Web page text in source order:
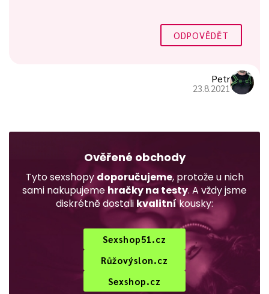
ODPOVĚDĚT
Petr
23.8.2021
Ověřené obchody
Tyto sexshopy doporučujeme, protože u nich
sami nakupujeme hračky na testy. A vždy jsme
diskrétně dostali kvalitníkousky:
Sexshop51.cz
Růžovýslon.cz
Sexshop.cz